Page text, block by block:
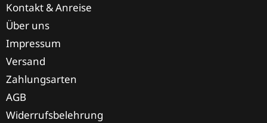
Kontakt & Anreise
Über uns
Impressum
Versand
Zahlungsarten
AGB
Widerrufsbelehrung